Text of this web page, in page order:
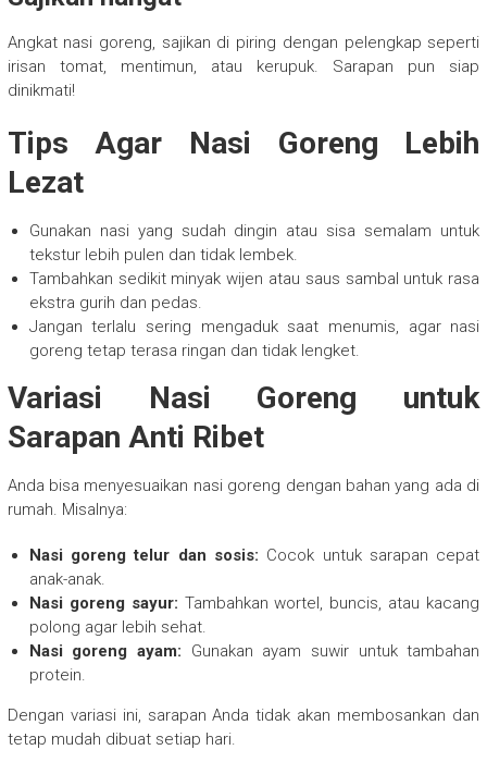
Angkat nasi goreng, sajikan di piring dengan pelengkap seperti
irisan tomat, mentimun, atau kerupuk. Sarapan pun siap
dinikmati!
Tips Agar Nasi Goreng Lebih
Lezat
Gunakan nasi yang sudah dingin atau sisa semalam untuk
tekstur lebih pulen dan tidak lembek.
Tambahkan sedikit minyak wijen atau saus sambal untuk rasa
ekstra gurih dan pedas.
Jangan terlalu sering mengaduk saat menumis, agar nasi
goreng tetap terasa ringan dan tidak lengket.
Variasi Nasi Goreng untuk
Sarapan Anti Ribet
Anda bisa menyesuaikan nasi goreng dengan bahan yang ada di
rumah. Misalnya:
Nasi goreng telur dan sosis: Cocok untuk sarapan cepat
anak-anak.
Nasi goreng sayur: Tambahkan wortel, buncis, atau kacang
polong agar lebih sehat.
Nasi goreng ayam: Gunakan ayam suwir untuk tambahan
protein.
Dengan variasi ini, sarapan Anda tidak akan membosankan dan
tetap mudah dibuat setiap hari.